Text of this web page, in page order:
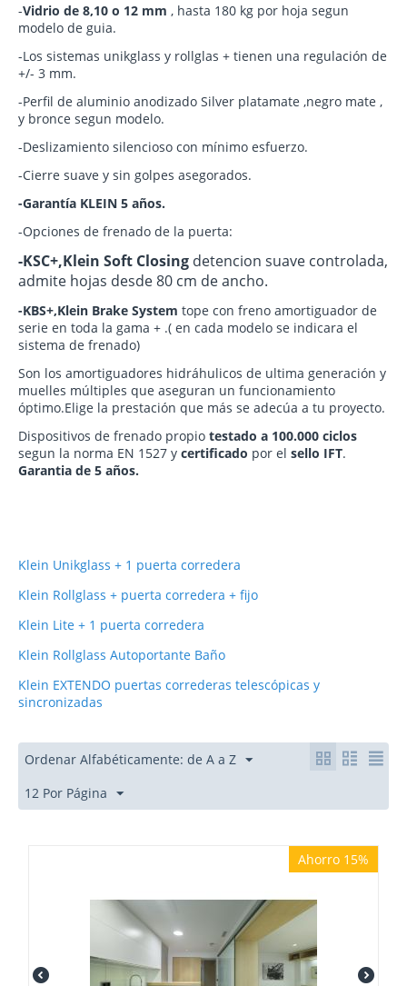
-Vidrio de 8,10 o 12 mm , hasta 180 kg por hoja segun
modelo de guia.
-Los sistemas unikglass y rollglas + tienen una regulación de
+/- 3 mm.
-Perfil de aluminio anodizado Silver platamate ,negro mate ,
y bronce segun modelo.
-Deslizamiento silencioso con mínimo esfuerzo.
-Cierre suave y sin golpes asegorados.
-Garantía KLEIN 5 años.
-Opciones de frenado de la puerta:
-KSC+,Klein Soft Closing detencion suave controlada,
admite hojas desde 80 cm de ancho.
-KBS+,Klein Brake System tope con freno amortiguador de
serie en toda la gama + .( en cada modelo se indicara el
sistema de frenado)
Son los amortiguadores hidráhulicos de ultima generación y
muelles múltiples que aseguran un funcionamiento
óptimo.Elige la prestación que más se adecúa a tu proyecto.
Dispositivos de frenado propio testado a 100.000 ciclos
segun la norma EN 1527 y certificado por el sello IFT.
Garantia de 5 años.
Klein Unikglass + 1 puerta corredera
Klein Rollglass + puerta corredera + fijo
Klein Lite + 1 puerta corredera
Klein Rollglass Autoportante Baño
Klein EXTENDO puertas correderas telescópicas y
sincronizadas
Ordenar Alfabéticamente: de A a Z
12 Por Página
Ahorro 15%